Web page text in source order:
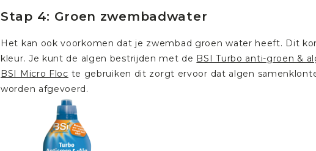
Stap 4: Groen zwembadwater
Het kan ook voorkomen dat je zwembad groen water heeft. Dit
kleur. Je kunt de algen bestrijden met de BSI Turbo anti-groen &
BSI Micro Floc te gebruiken dit zorgt ervoor dat algen
worden afgevoerd.